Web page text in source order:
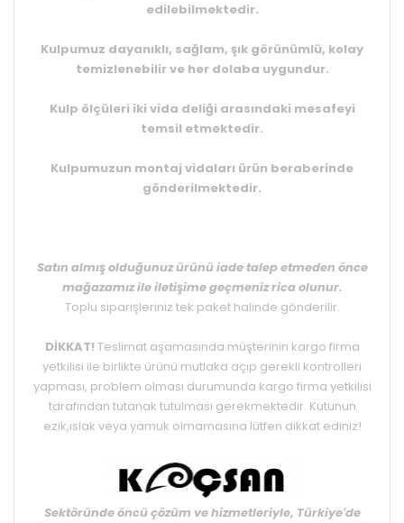
edilebilmektedir.
Kulpumuz dayanıklı, sağlam, şık görünümlü, kolay
temizlenebilir ve her dolaba uygundur.
Kulp ölçüleri iki vida deliği arasındaki mesafeyi
temsil etmektedir.
Kulpumuzun montaj vidaları ürün beraberinde
gönderilmektedir.
Satın almış olduğunuz ürünü iade talep etmeden önce
mağazamız ile iletişime geçmeniz rica olunur.
Toplu siparişleriniz tek paket halinde gönderilir.
DİKKAT! Teslimat aşamasında müşterinin kargo firma
yetkilisi ile birlikte ürünü mutlaka açıp gerekli kontrolleri
yapması, problem olması durumunda kargo firma yetkilisi
tarafından tutanak tutulması gerekmektedir. Kutunun
ezik,ıslak veya yamuk olmamasına lütfen dikkat ediniz!
Sektöründe öncü çözüm ve hizmetleriyle, Türkiye'de